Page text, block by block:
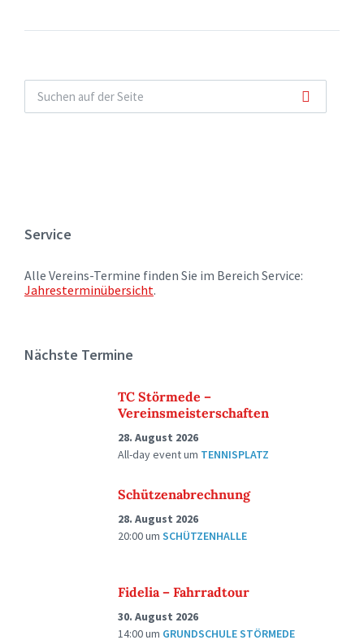
Service
Alle Vereins-Termine finden Sie im Bereich Service:
Jahresterminübersicht.
Nächste Termine
TC Störmede –
Vereinsmeisterschaften
28. August 2026
All-day eventum TENNISPLATZ
Schützenabrechnung
28. August 2026
20:00um SCHÜTZENHALLE
Fidelia – Fahrradtour
30. August 2026
14:00um GRUNDSCHULE STÖRMEDE